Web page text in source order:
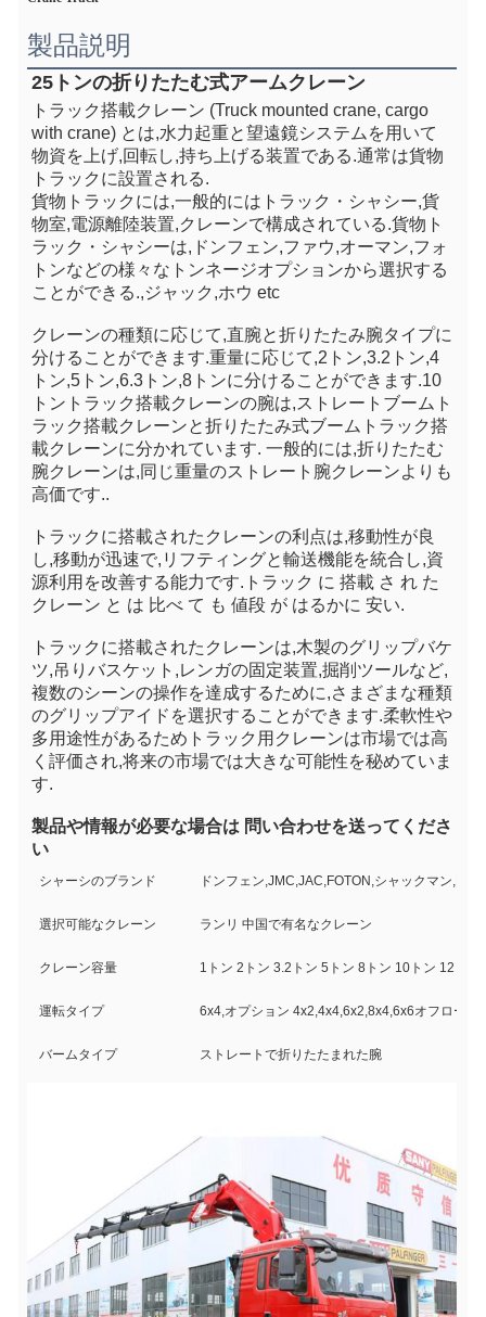
製品説明
25トンの折りたたむ式アームクレーン
トラック搭載クレーン (Truck mounted crane, cargo
with crane) とは,水力起重と望遠鏡システムを用いて
物資を上げ,回転し,持ち上げる装置である.通常は貨物
トラックに設置される.
貨物トラックには,一般的にはトラック・シャシー,貨
物室,電源離陸装置,クレーンで構成されている.貨物ト
ラック・シャシーは,ドンフェン,ファウ,オーマン,フォ
トンなどの様々なトンネージオプションから選択する
ことができる.,ジャック,ホウ etc
クレーンの種類に応じて,直腕と折りたたみ腕タイプに
分けることができます.重量に応じて,2トン,3.2トン,4
トン,5トン,6.3トン,8トンに分けることができます.10
トントラック搭載クレーンの腕は,ストレートブームト
ラック搭載クレーンと折りたたみ式ブームトラック搭
載クレーンに分かれています. 一般的には,折りたたむ
腕クレーンは,同じ重量のストレート腕クレーンよりも
高価です..
トラックに搭載されたクレーンの利点は,移動性が良
し,移動が迅速で,リフティングと輸送機能を統合し,資
源利用を改善する能力です.トラック に 搭載 さ れ た
クレーン と は 比べ て も 値段 が はるかに 安い.
トラックに搭載されたクレーンは,木製のグリップバケ
ツ,吊りバスケット,レンガの固定装置,掘削ツールなど,
複数のシーンの操作を達成するために,さまざまな種類
のグリップアイドを選択することができます.柔軟性や
多用途性があるためトラック用クレーンは市場では高
く評価され,将来の市場では大きな可能性を秘めていま
す.
製品や情報が必要な場合は 問い合わせを送ってくださ
い
シャーシのブランド ドンフェン,JMC,JAC,FOTON,シャックマン
選択可能なクレーン ランリ 中国で有名なクレーン
クレーン容量 1トン 2トン 3.2トン 5トン 8トン 10トン 12ト
運転タイプ 6x4,オプション 4x2,4x4,6x2,8x4,6x6オフロード
バームタイプ ストレートで折りたたまれた腕